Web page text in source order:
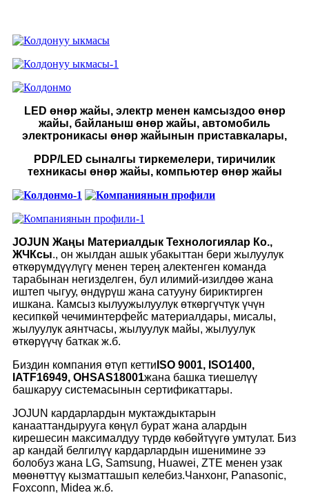
LED өнөр жайы, электр менен камсыздоо өнөр
жайы, байланыш өнөр жайы, автомобиль
электроникасы өнөр жайынын приставкалары,
PDP/LED сыналгы тиркемелери, тиричилик
техникасы өнөр жайы, компьютер өнөр жайы
JOJUN Жаңы Материалдык Технологиялар Ко.,
ЖЧКсы., он жылдан ашык убакыттан бери жылуулук
өткөрүмдүүлүгү менен терең алектенген команда
тарабынан негизделген, бул илимий-изилдөө жана
иштеп чыгуу, өндүрүш жана сатууну бириктирген
ишкана. Камсыз кылуужылуулук өткөргүчтүк үчүн
кесипкөй чечиминтерфейс материалдары, мисалы,
жылуулук аянтчасы, жылуулук майы, жылуулук
өткөрүүчү баткак ж.б.
Биздин компания өтүп кетти ISO 9001, ISO1400,
IATF16949, OHSAS18001жана башка тиешелүү
башкаруу системасынын сертификаттары.
JOJUN кардарлардын муктаждыктарын
канааттандырууга көңүл бурат жана алардын
кирешесин максималдуу түрдө көбөйтүүгө умтулат. Биз
ар кандай белгилүү кардарлардын ишенимине ээ
болобуз жана LG, Samsung, Huawei, ZTE менен узак
мөөнөттүү кызматташып келебиз.Чанхонг, Panasonic,
Foxconn, Midea ж.б.